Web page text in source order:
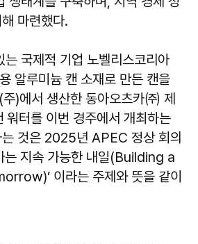
마련했다.
는 국제적 기업 노벨리스코리아
알루미늄 캔 소재로 만든 캔을
)에서 생산한 동아오츠카㈜ 제
워터를 이번 경주에서 개최하는
것은 2025년 APEC 정상 회의
는 지속 가능한 내일(Building a
이라는 주제와 뜻을 같이